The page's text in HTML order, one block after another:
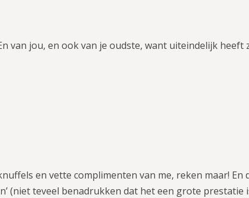
van jou, en ook van je oudste, want uiteindelijk heeft
en vette complimenten van me, reken maar! En
(niet teveel benadrukken dat het een grote prestatie